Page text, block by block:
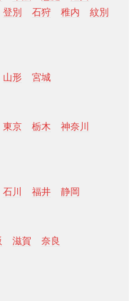
登別 石狩 稚内
紋別
山形 宮城
東京 栃木
神奈川
石川 福井 静岡
滋賀 奈良